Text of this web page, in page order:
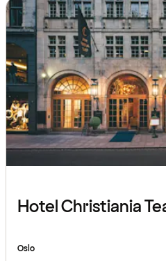
Hotel Christiania
Oslo